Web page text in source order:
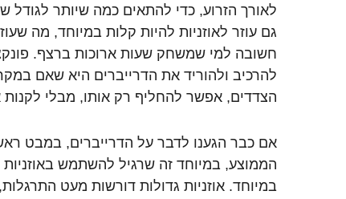
לאורך הזרוע, כדי להתאים כמה שיותר
גם עוזר לאוזניות להיות קלות במיוחד, מה
חשובה למי שמשחק שעות ארוכות ברצף.
להרכיב ולהוריד את הדרייברים היא שאם
הצדדים, אפשר להחליף רק אותו, מבלי לקנות
אם כבר הגענו לדבר על הדרייברים, במבט
הממוצע, במיוחד זה שרגיל להשתמש באוזניות
במיוחד. אוזניות גדולות דורשות מעט